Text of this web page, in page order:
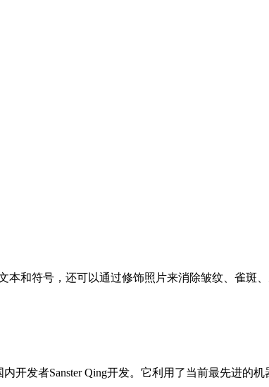
和符号，还可以通过修饰照片来消除皱纹、雀斑
开发者Sanster Qing开发。它利用了当前最先进的